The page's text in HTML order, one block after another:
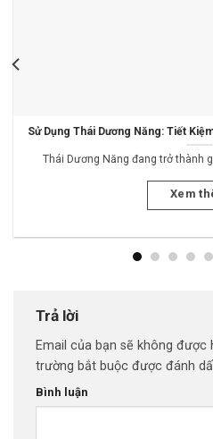
Sử Dụng Thái Dương Năng: Tiết
Thái Dương Năng đang trở thành
Xem
Trả lời
Email của bạn sẽ không được
trường bắt buộc được đánh
Bình luận